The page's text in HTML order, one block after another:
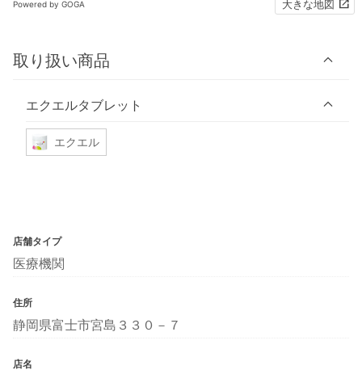
Powered by GOGA 大きな地図
取り扱い商品
エクエルタブレット
エクエル
店舗タイプ
医療機関
住所
静岡県富士市宮島３３０－７
店名